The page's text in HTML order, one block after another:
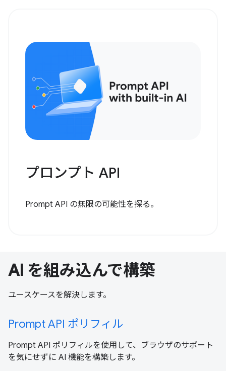
プロンプト API
Prompt API の無限の可能性を探る。
AI を組み込んで構築
ユースケースを解決します。
Prompt API ポリフィル
Prompt API ポリフィルを使用して、ブラウザのサポート
を気にせずに AI 機能を構築します。